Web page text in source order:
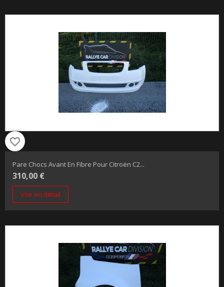
favorite_border
Pare Chocs Avant En Fibre Pour Citroën C2...
310,00 €
Voir en détail